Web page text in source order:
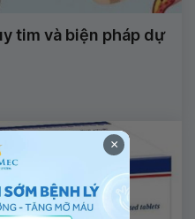
tim và biện pháp dự
×